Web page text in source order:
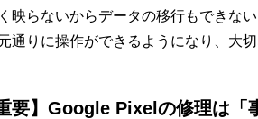
く映らないからデータの移行もでき
通りに操作ができるようになり、大
要】Google Pixelの修理は「